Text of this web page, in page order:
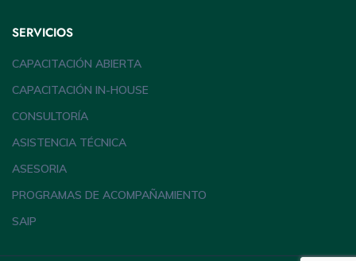
SERVICIOS
CAPACITACIÓN ABIERTA
CAPACITACIÓN IN-HOUSE
CONSULTORÍA
ASISTENCIA TÉCNICA
ASESORIA
PROGRAMAS DE ACOMPAÑAMIENTO
SAIP